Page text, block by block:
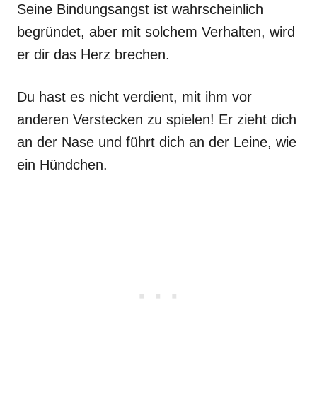
Seine Bindungsangst ist wahrscheinlich
begründet, aber mit solchem Verhalten, wird
er dir das Herz brechen.
Du hast es nicht verdient, mit ihm vor
anderen Verstecken zu spielen! Er zieht dich
an der Nase und führt dich an der Leine, wie
ein Hündchen.